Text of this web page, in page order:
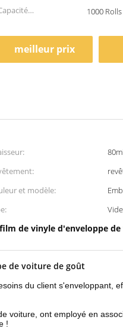
1000
meilleur prix
et modèle:
film de vinyle d'enveloppe de
de voiture de goût
du client s'enveloppant,
voiture, ont employé en
!